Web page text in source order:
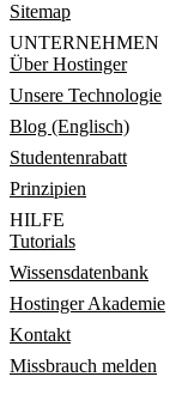
Sitemap
UNTERNEHMEN
Über Hostinger
Unsere Technologie
Blog (Englisch)
Studentenrabatt
Prinzipien
HILFE
Tutorials
Wissensdatenbank
Hostinger Akademie
Kontakt
Missbrauch melden